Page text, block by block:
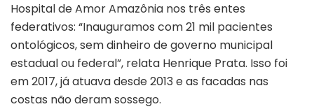
Hospital de Amor Amazônia nos três entes
federativos: “Inauguramos com 21 mil pacientes
ontológicos, sem dinheiro de governo municipal
estadual ou federal”, relata Henrique Prata. Isso foi
em 2017, já atuava desde 2013 e as facadas nas
costas não deram sossego.